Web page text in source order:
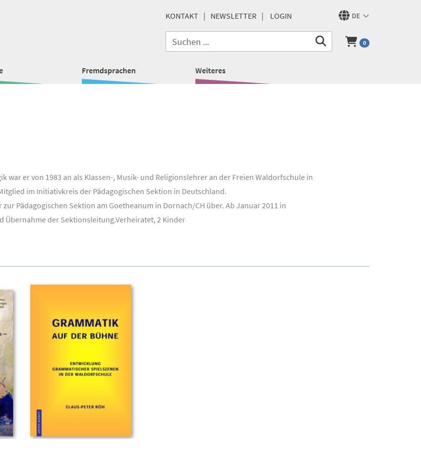
DE
KONTAKT NEWSLETTER LOGIN
0
Fremdsprachen Weiteres
war er von 1983 an als Klassen-, Musik- und Religionslehrer an der Freien Waldorfschule in
im Initiativkreis der Pädagogischen Sektion in Deutschland.
zur Pädagogischen Sektion am Goetheanum in Dornach/CH über. Ab Januar 2011 in
Übernahme der Sektionsleitung.Verheiratet, 2 Kinder